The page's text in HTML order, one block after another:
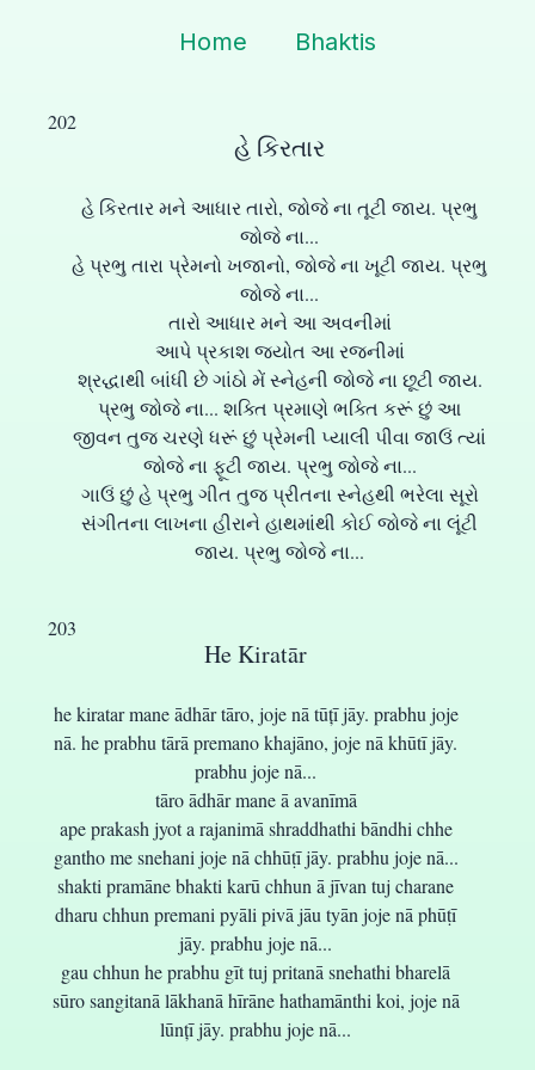
Home Bhaktis
હે કિરતાર
હે કિરતાર મને આધાર તારો, જોજે ના તૂટી જાય. પ્રભુ
જોજે ના...
હે પ્રભુ તારા પ્રેમનો ખજાનો, જોજે ના ખૂટી જાય. પ્રભુ
જોજે ના...
તારો આધાર મને આ અવનીમાં
આપે પ્રકાશ જ્યોત આ રજનીમાં
શ્રદ્ધાથી બાંધી છે ગાંઠો મેં સ્નેહની જોજે ના છૂટી જાય.
પ્રભુ જોજે ના... શક્તિ પ્રમાણે ભક્તિ કરૂં છું આ
જીવન તુજ ચરણે ધરૂં છું પ્રેમની પ્યાલી પીવા જાઉં ત્યાં
જોજે ના ફૂટી જાય. પ્રભુ જોજે ના...
ગાઉં છું હે પ્રભુ ગીત તુજ પ્રીતના સ્નેહથી ભરેલા સૂરો
સંગીતના લાખના હીરાને હાથમાંથી કોઈ જોજે ના લૂંટી
જાય. પ્રભુ જોજે ના...
202
He Kiratār
he kiratar mane ādhār tāro, joje nā tūțī jāy. prabhu joje
nā. he prabhu tārā premano khajāno, joje nā khūtī jāy.
prabhu joje nā...
tāro ādhār mane ā avanīmā
ape prakash jyot a rajanimā shraddhathi bāndhi chhe
gantho me snehani joje nā chhūṭī jāy. prabhu joje nā...
shakti pramāne bhakti karū chhun ā jīvan tuj charane
dharu chhun premani pyāli pivā jāu tyān joje nā phūṭī
jāy. prabhu joje nā...
gau chhun he prabhu gīt tuj pritanā snehathi bharelā
sūro sangitanā lākhanā hīrāne hathamānthi koi, joje nā
lūnțī jāy. prabhu joje nā...
203